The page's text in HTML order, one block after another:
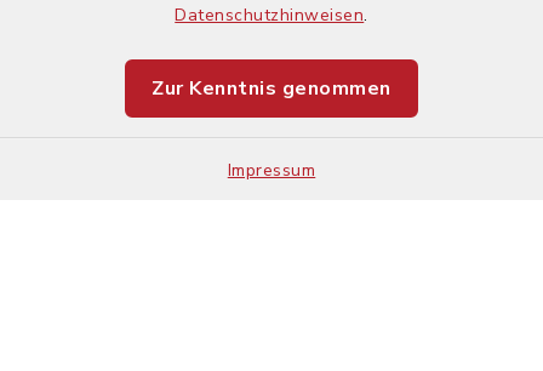
Datenschutzhinweisen.
Zur Kenntnis genommen
Impressum
Impressum
Sitemap